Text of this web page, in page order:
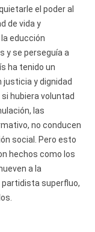
el poder al
de vida y
educción
y se perseguía a
ha tenido un
y dignidad
hubiera voluntad
las
no conducen
social. Pero esto
hechos como los
a la
superfluo,